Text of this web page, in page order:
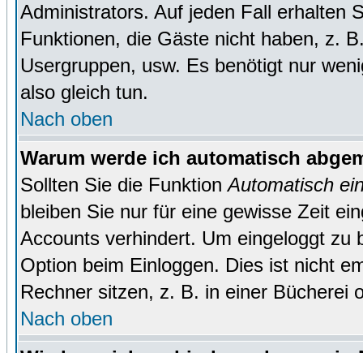
Administrators. Auf jeden Fall erhalten
Funktionen, die Gäste nicht haben, z.
Usergruppen, usw. Es benötigt nur
also gleich tun.
Nach oben
Warum werde ich automatisch
Sollten Sie die FunktionAutomatisch
bleiben Sie nur für eine gewisse Zeit
Accounts verhindert. Um eingeloggt zu
Option beim Einloggen. Dies ist nicht
Rechner sitzen, z. B. in einer Bücherei
Nach oben